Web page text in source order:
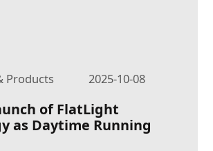
Products 2025-10-08
of FlatLight
as Daytime Running